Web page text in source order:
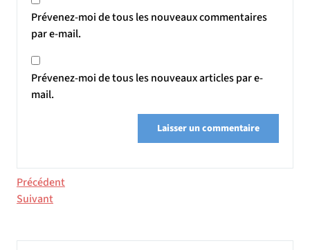
Prévenez-moi de tous les nouveaux commentaires
par e-mail.
Prévenez-moi de tous les nouveaux articles par e-
mail.
Navigation
de
Article
précédent
Précédent
Article
Suivant